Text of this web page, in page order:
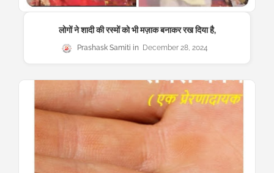
लोगों ने शादी की रस्मों को भी मज़ाक बनाकर रख दिया है,
Prashask Samiti December 28, 2024